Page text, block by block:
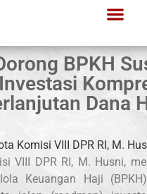
BPKH
Dana
VIII DPR RI, M. Husni,
Keuangan Haji